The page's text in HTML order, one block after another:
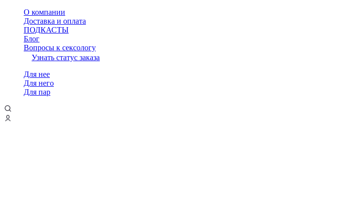
О компании
Доставка и оплата
ПОДКАСТЫ
Блог
Вопросы к сексологу
Узнать статус заказа
Для нее
Для него
Для пар